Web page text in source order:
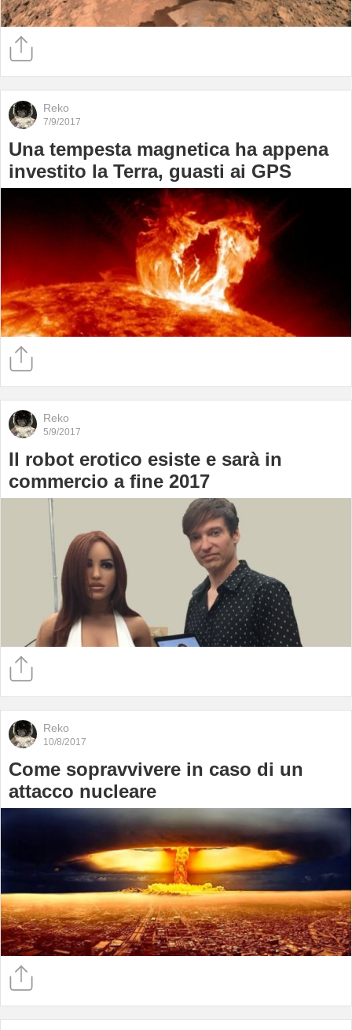
Reko
7/9/2017
Una tempesta magnetica ha appena
investito la Terra, guasti ai GPS
Reko
5/9/2017
Il robot erotico esiste e sarà in
commercio a fine 2017
Reko
10/8/2017
Come sopravvivere in caso di un
attacco nucleare